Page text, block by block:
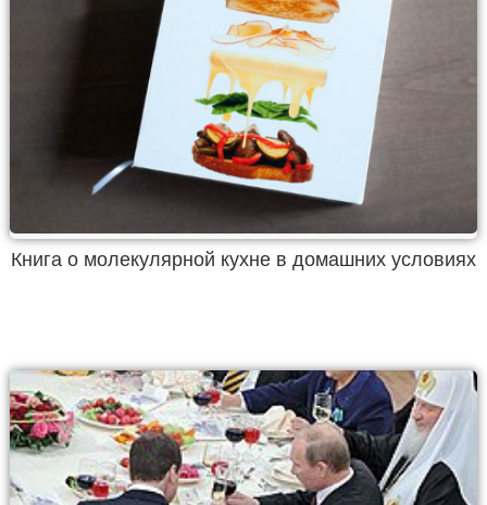
Книга о молекулярной кухне в домашних условиях